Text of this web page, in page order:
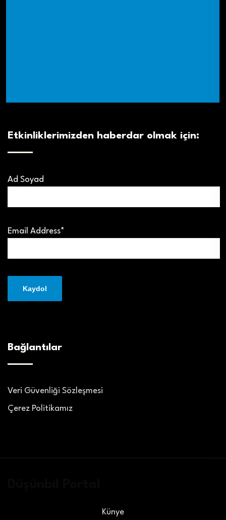
Etkinliklerimizden haberdar olmak için:
Ad Soyad
Email Address*
Bağlantılar
Veri Güvenliği Sözleşmesi
Çerez Politikamız
Künye